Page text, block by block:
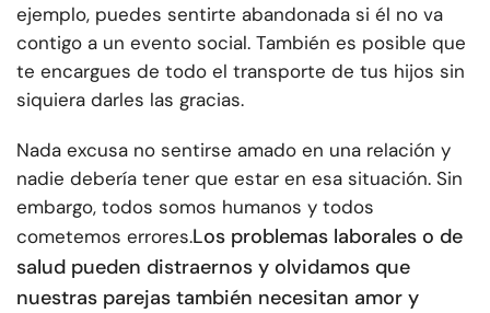
ejemplo, puedes sentirte abandonada si él no va
contigo a un evento social. También es posible que
te encargues de todo el transporte de tus hijos sin
siquiera darles las gracias.
Nada excusa no sentirse amado en una relación y
nadie debería tener que estar en esa situación. Sin
embargo, todos somos humanos y todos
cometemos errores.Los problemas laborales o de
salud pueden distraernos y olvidamos que
nuestras parejas también necesitan amor y